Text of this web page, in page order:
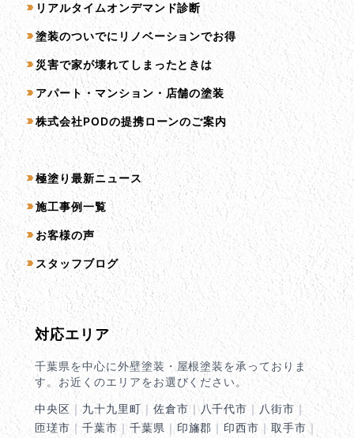
リアルタイムオンデマンド診断
塗装のついでにリノベーションでお得
災害で家が壊れてしまったときは
アパート・マンション・店舗の塗装
株式会社PODの提携ローンのご案内
コンテンツ一覧
極塗り最新ニュース
施工事例一覧
お客様の声
スタッフブログ
対応エリア
千葉県を中心に外壁塗装・屋根塗装を承っておりま
す。お近くのエリアをお選びください。
中央区 ｜九十九里町｜ 佐倉市｜八千代市 ｜ 八街市 ｜
匝瑳市 ｜ 千葉市 ｜ 千葉県 ｜印旛郡 ｜ 印西市 ｜取手市 ｜